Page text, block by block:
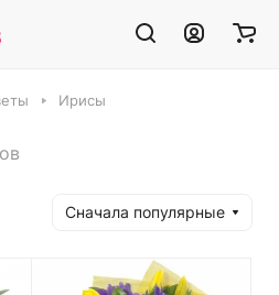
Ирисы
Сначала популярные